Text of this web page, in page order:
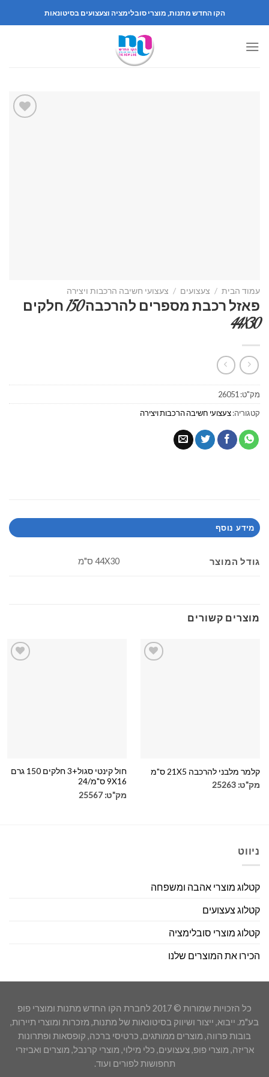
to
הקו החדש מתנות, מוצרי סובלימציה וצעצועים בסיטונאות
עמוד הבית / צעצועים / צעצועי חשיבה הרכבות ויצירה
פאזל רכבת מספרים להרכבה 150 חלקים
44X30
מק"ט: 26051
קטגוריה:צעצועי חשיבה הרכבות ויצירה
מידע נוסף
גודל המוצר 44X30 ס"מ
מוצרים קשורים
קלמר מלבני להרכבה 21X5 ס"מ
מק"ט: 25263
חול קינטי סגול+3 חלקים 150 גרם
9X16 ס"מ/24
מק"ט: 25567
ניווט
קטלוג מוצרי אהבה ומשפחה
קטלוג צעצועים
קטלוג מוצרי סובלימציה
הכירו את המוצרים שלנו
כל הזכויות שמורות © 2017 לחברת הקו החדש מתנות ומוצרי פופ
בע"מ. ייבוא, ייצור ושיווק בסיטונאות של מתנות, מזכרות ומוצרי תיירות,
בובות פרווה, מוצרים ממותגים, כרטיסי ברכה, קופסאות ופתרונות
אריזה, מוצרי פופ, צעצועים, כלי מילוי, מוצרי קרנבל, מוצרים ואביזרי
תחפושות לפורים ועוד.